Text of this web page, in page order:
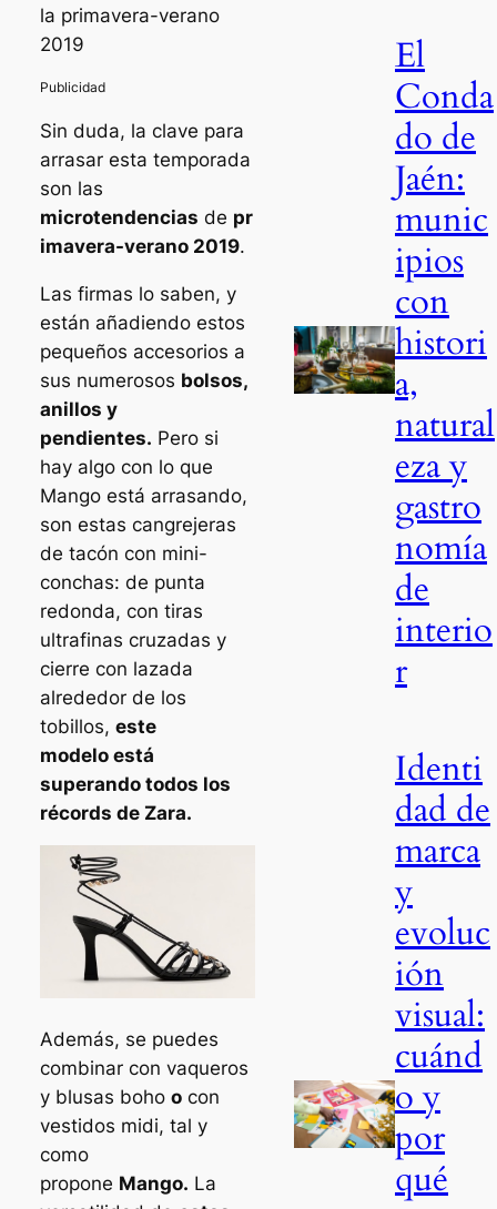
la primavera-verano
2019
Sin duda, la clave para
arrasar esta temporada
son las
microtendencias de pr
imavera-verano 2019.
Las firmas lo saben, y
están añadiendo estos
pequeños accesorios a
sus numerosos bolsos,
anillos y
pendientes. Pero si
hay algo con lo que
Mango está arrasando,
son estas cangrejeras
de tacón con mini-
conchas: de punta
redonda, con tiras
ultrafinas cruzadas y
cierre con lazada
alrededor de los
tobillos, este
modelo está
superando todos los
récords de Zara.
Además, se puedes
combinar con vaqueros
y blusas boho ocon
vestidos midi, tal y
como
propone Mango. La
El
Conda
do de
Jaén:
munic
ipios
con
histori
a,
natural
eza y
gastro
nomía
de
interio
r
Identi
dad de
marca
y
evoluc
ión
visual:
cuánd
o y
por
qué